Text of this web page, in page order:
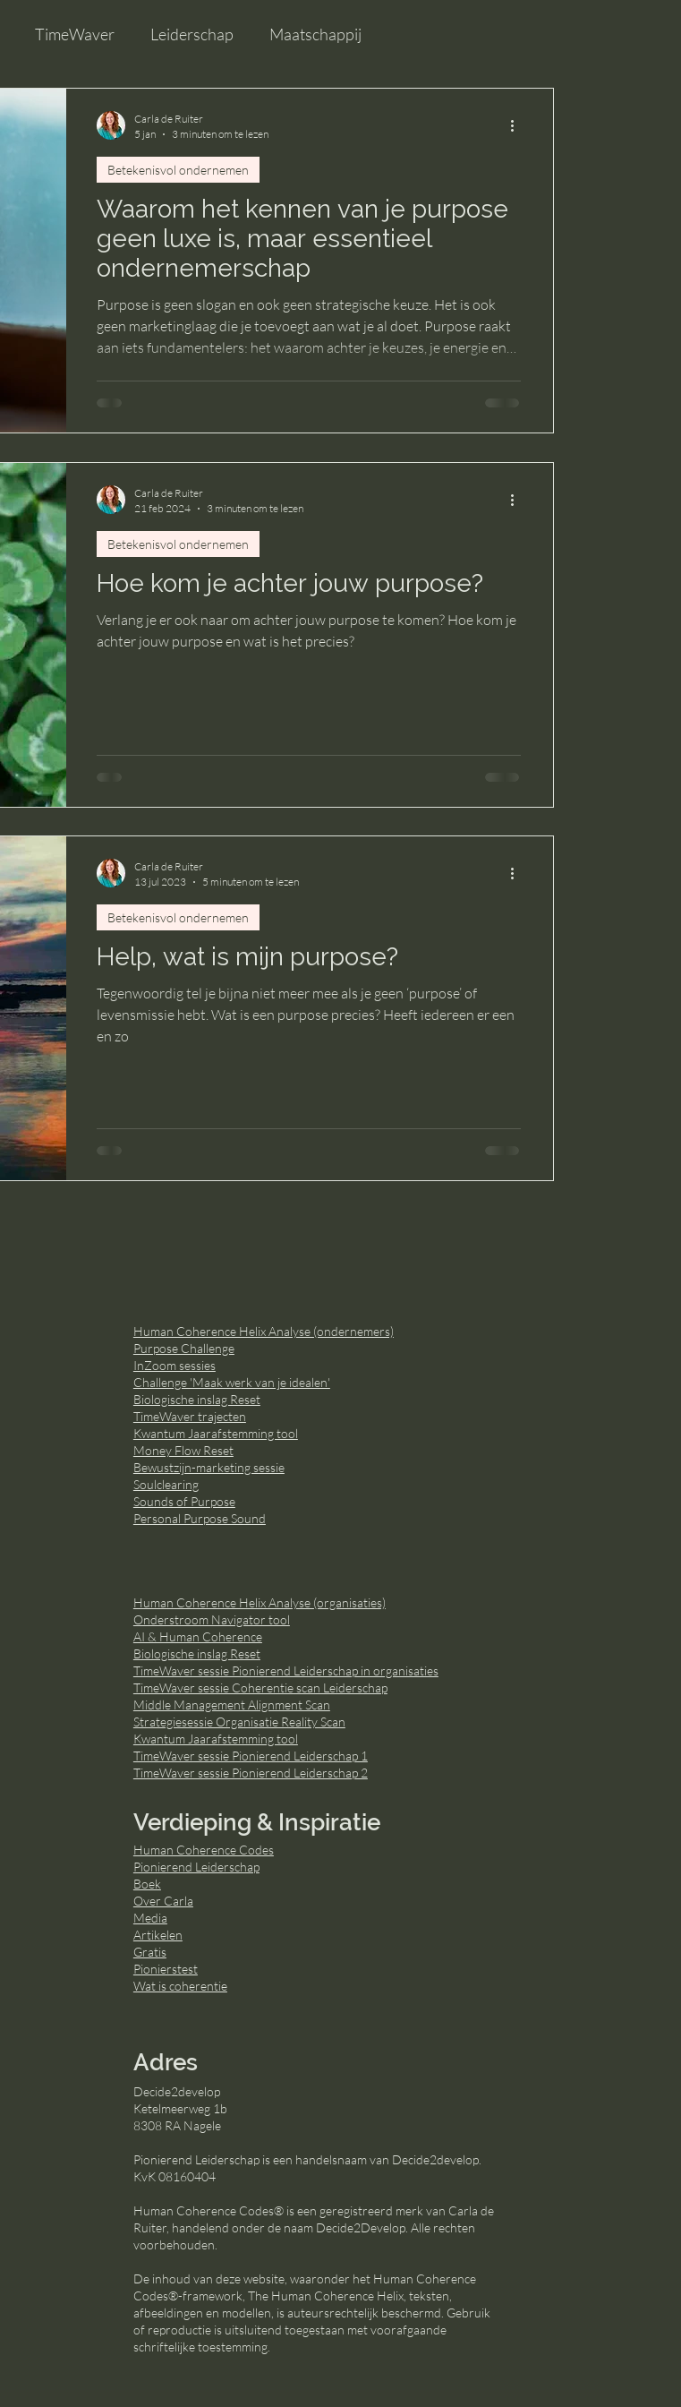
TimeWaver Leiderschap Maatschappij
Waarom het kennen van je purpose
geen luxe is, maar essentieel
ondernemerschap
Purpose is geen slogan en ook geen strategische keuze. Het is ook
geen marketinglaag die je toevoegt aan wat je al doet. Purpose raakt
aan iets fundamentelers: het waarom achter je keuzes, je energie en
Betekenisvol ondernemen
Carla de Ruiter
5 jan
3 minuten om te lezen
Hoe kom je achter jouw purpose?
Verlang je er ook naar om achter jouw purpose te komen? Hoe kom je
achter jouw purpose en wat is het precies?
Betekenisvol ondernemen
Carla de Ruiter
21 feb 2024
3 minuten om te lezen
Help, wat is mijn purpose?
Tegenwoordig tel je bijna niet meer mee als je geen ‘purpose’ of
levensmissie hebt. Wat is een purpose precies? Heeft iedereen er een
en zo
Betekenisvol ondernemen
Carla de Ruiter
13 jul 2023
5 minuten om te lezen
Human Coherence Helix Analyse (ondernemers)
Purpose Challenge
InZoom sessies
Challenge 'Maak werk van je idealen'
Biologische inslag Reset
TimeWaver trajecten
Kwantum Jaarafstemming tool
Money Flow Reset
Bewustzijn-marketing sessie
Soulclearing
Sounds of Purpose
Personal Purpose Sound
Human Coherence Helix Analyse (organisaties)
Onderstroom Navigator tool
AI & Human Coherence
Biologische inslag Reset
TimeWaver sessie Pionierend Leiderschap in organisaties
TimeWaver sessie Coherentie scan Leiderschap
Middle Management Alignment Scan
Strategiesessie Organisatie Reality Scan
Kwantum Jaarafstemming tool
TimeWaver sessie Pionierend Leiderschap 1
TimeWaver sessie Pionierend Leiderschap 2
Verdieping & Inspiratie
Human Coherence Codes
Pionierend Leiderschap
Boek
Over Carla
Media
Artikelen
Gratis
Pionierstest
Wat is coherentie
Adres
Decide2develop
Ketelmeerweg 1b
8308 RA Nagele
Pionierend Leiderschap is een handelsnaam van Decide2develop.
KvK 08160404
Human Coherence Codes® is een geregistreerd merk van Carla de
Ruiter, handelend onder de naam Decide2Develop. Alle rechten
voorbehouden.
De inhoud van deze website, waaronder het Human Coherence
Codes®-framework, The Human Coherence Helix, teksten,
afbeeldingen en modellen, is auteursrechtelijk beschermd. Gebruik
of reproductie is uitsluitend toegestaan met voorafgaande
schriftelijke toestemming.